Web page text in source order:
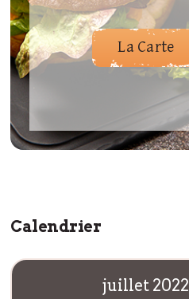
La Carte
Calendrier
juillet 2022